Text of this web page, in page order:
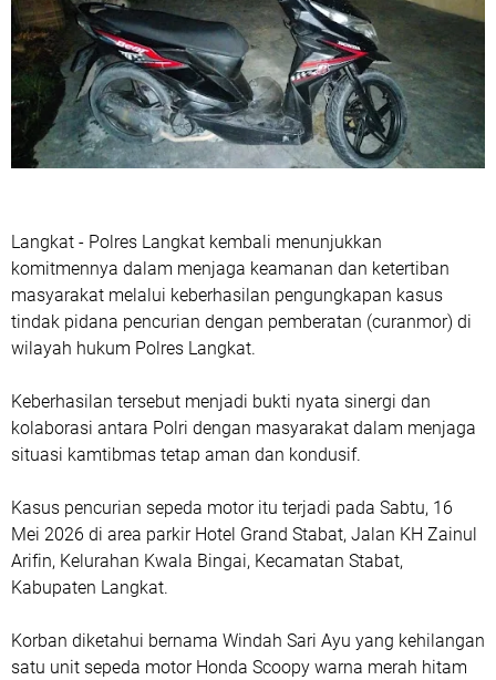
Langkat - Polres Langkat kembali menunjukkan
komitmennya dalam menjaga keamanan dan ketertiban
masyarakat melalui keberhasilan pengungkapan kasus
tindak pidana pencurian dengan pemberatan (curanmor) di
wilayah hukum Polres Langkat.
Keberhasilan tersebut menjadi bukti nyata sinergi dan
kolaborasi antara Polri dengan masyarakat dalam menjaga
situasi kamtibmas tetap aman dan kondusif.
Kasus pencurian sepeda motor itu terjadi pada Sabtu, 16
Mei 2026 di area parkir Hotel Grand Stabat, Jalan KH Zainul
Arifin, Kelurahan Kwala Bingai, Kecamatan Stabat,
Kabupaten Langkat.
Korban diketahui bernama Windah Sari Ayu yang kehilangan
satu unit sepeda motor Honda Scoopy warna merah hitam